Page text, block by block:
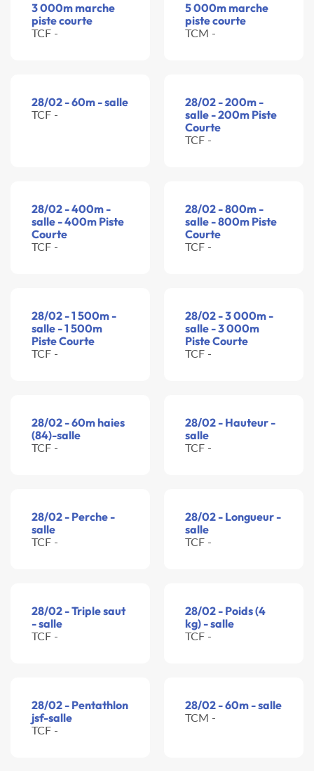
3 000m marche
piste courte
TCF -
5 000m marche
piste courte
TCM -
28/02 - 60m - salle
TCF -
28/02 - 200m -
salle - 200m Piste
Courte
TCF -
28/02 - 400m -
salle - 400m Piste
Courte
TCF -
28/02 - 800m -
salle - 800m Piste
Courte
TCF -
28/02 - 1 500m -
salle - 1 500m
Piste Courte
TCF -
28/02 - 3 000m -
salle - 3 000m
Piste Courte
TCF -
28/02 - 60m haies
(84)-salle
TCF -
28/02 - Hauteur -
salle
TCF -
28/02 - Perche -
salle
TCF -
28/02 - Longueur -
salle
TCF -
28/02 - Triple saut
- salle
TCF -
28/02 - Poids (4
kg) - salle
TCF -
28/02 - Pentathlon
jsf-salle
TCF -
28/02 - 60m - salle
TCM -